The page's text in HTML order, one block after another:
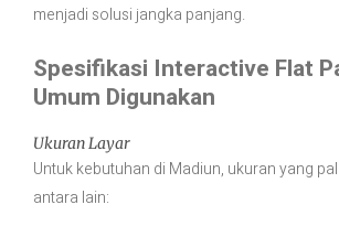
menjadi solusi jangka panjang.
Spesifikasi Interactive Flat
Umum Digunakan
Ukuran Layar
Untuk kebutuhan di Madiun, ukuran yang
antara lain: